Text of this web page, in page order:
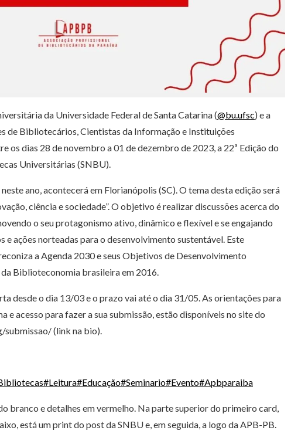
da Universidade Federal de Santa Catarina (@bu.ufsc) e a
de Bibliotecários, Cientistas da Informação e Instituições
os dias 28 de novembro a 01 de dezembro de 2023, a 22ª Edição do
Universitárias (SNBU).
ano, acontecerá em Florianópolis (SC). O tema desta edição será
ciência e sociedade”. O objetivo é realizar discussões acerca do
o seu protagonismo ativo, dinâmico e flexível e se engajando
e ações norteadas para o desenvolvimento sustentável. Este
a Agenda 2030 e seus Objetivos de Desenvolvimento
Biblioteconomia brasileira em 2016.
desde o dia 13/03 e o prazo vai até o dia 31/05. As orientações para
e acesso para fazer a sua submissão, estão disponíveis no site do
(link na bio).
#Leitura#Educação#Seminario#Evento#Apbparaiba
branco e detalhes em vermelho. Na parte superior do primeiro card,
está um print do post da SNBU e, em seguida, a logo da APB-PB.